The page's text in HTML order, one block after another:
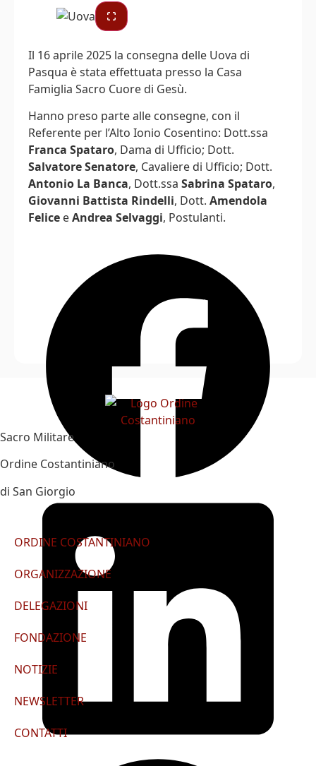
Il 16 aprile 2025 la consegna delle Uova di
Pasqua è stata effettuata presso la Casa
Famiglia Sacro Cuore di Gesù.
Hanno preso parte alle consegne, con il
Referente per l’Alto Ionio Cosentino: Dott.ssa
Franca Spataro, Dama di Ufficio; Dott.
Salvatore Senatore, Cavaliere di Ufficio; Dott.
Antonio La Banca, Dott.ssa Sabrina Spataro,
Giovanni Battista Rindelli, Dott. Amendola
Felice eAndrea Selvaggi, Postulanti.
Sacro Militare
Ordine Costantiniano
di San Giorgio
ORDINE COSTANTINIANO
ORGANIZZAZIONE
DELEGAZIONI
FONDAZIONE
NOTIZIE
NEWSLETTER
CONTATTI